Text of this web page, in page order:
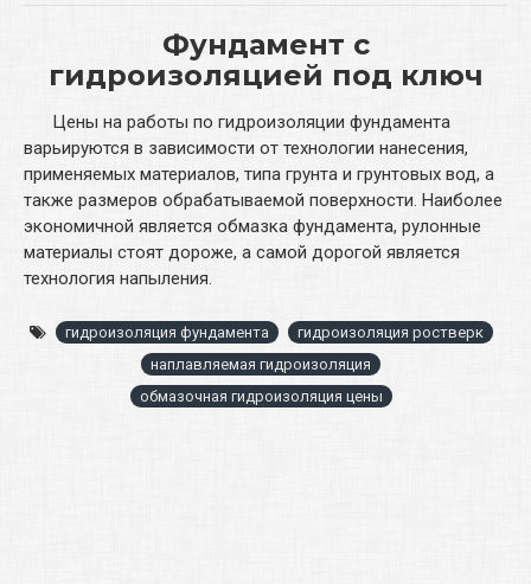
Фундамент с
гидроизоляцией под ключ
Цены на работы по гидроизоляции фундамента
варьируются в зависимости от технологии нанесения,
применяемых материалов, типа грунта и грунтовых вод, а
также размеров обрабатываемой поверхности. Наиболее
экономичной является обмазка фундамента, рулонные
материалы стоят дороже, а самой дорогой является
технология напыления.
гидроизоляция фундамента
гидроизоляция ростверк
наплавляемая гидроизоляция
обмазочная гидроизоляция цены